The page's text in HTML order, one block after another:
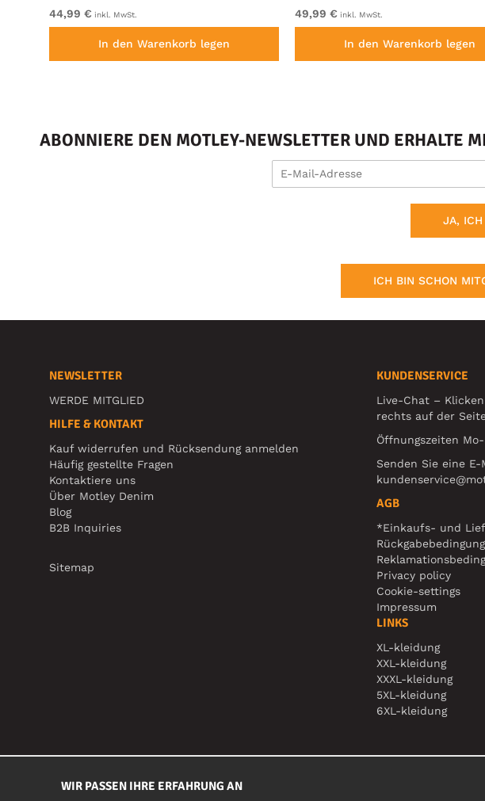
44,99 € inkl. MwSt.
In den Warenkorb legen
49,99 € inkl. MwSt.
In den Warenkorb legen
ABONNIERE DEN MOTLEY-NEWSLETTER UND ERHALTE
JA, ICH
ICH BIN SCHON
NEWSLETTER
WERDE MITGLIED
HILFE & KONTAKT
Kauf widerrufen und Rücksendung anmelden
Häufig gestellte Fragen
Kontaktiere uns
Über Motley Denim
Blog
B2B Inquiries
Sitemap
KUNDENSERVICE
Live-Chat –
rechts auf der
Öffnungszeiten
Senden Sie eine E-
AGB
*Einkaufs- und
Privacy policy
Cookie-settings
Impressum
LINKS
XL-kleidung
XXL-kleidung
XXXL-kleidung
5XL-kleidung
6XL-kleidung
WIR PASSEN IHRE ERFAHRUNG AN